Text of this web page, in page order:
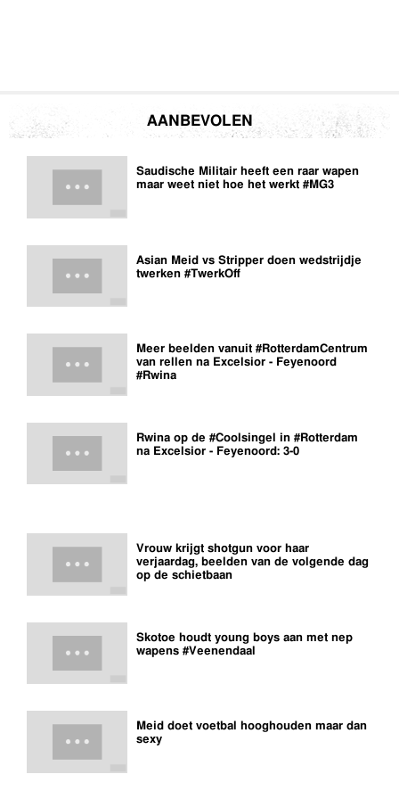
AANBEVOLEN
Saudische Militair heeft een raar wapen
maar weet niet hoe het werkt #MG3
Asian Meid vs Stripper doen wedstrijdje
twerken #TwerkOff
Meer beelden vanuit #RotterdamCentrum
van rellen na Excelsior - Feyenoord
#Rwina
Rwina op de #Coolsingel in #Rotterdam
na Excelsior - Feyenoord: 3-0
Vrouw krijgt shotgun voor haar
verjaardag, beelden van de volgende dag
op de schietbaan
Skotoe houdt young boys aan met nep
wapens #Veenendaal
Meid doet voetbal hooghouden maar dan
sexy